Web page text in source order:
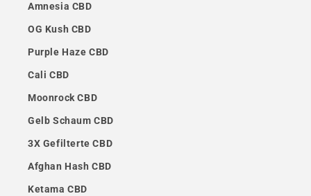
Amnesia CBD
OG Kush CBD
Purple Haze CBD
Cali CBD
Moonrock CBD
Gelb Schaum CBD
3X Gefilterte CBD
Afghan Hash CBD
Ketama CBD